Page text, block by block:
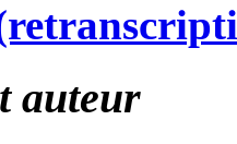
auteur